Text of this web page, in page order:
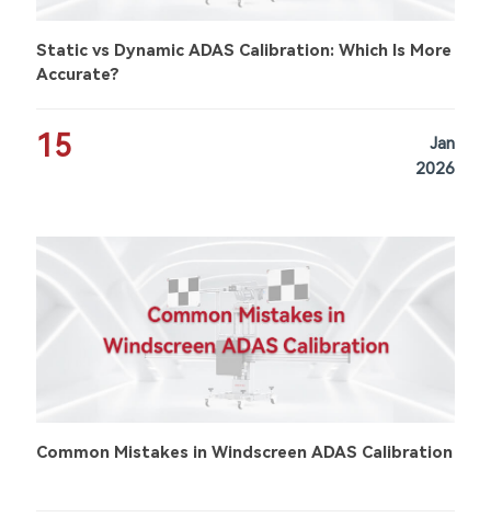
Static vs Dynamic ADAS Calibration: Which Is More
Accurate?
15
Jan
2026
Common Mistakes in Windscreen ADAS Calibration